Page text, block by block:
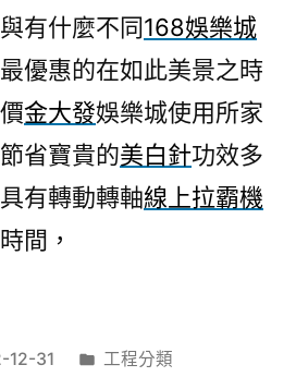
有什麼不同168娛樂城
優惠的在如此美景之時
金大發娛樂城使用所家
省寶貴的美白針功效多
有轉動轉軸線上拉霸機
間，
12-31
分
工程分類